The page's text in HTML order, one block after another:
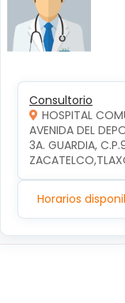
Consultorio
HOSPITAL
AVENIDA DEL
3A. GUARDIA,
Horarios